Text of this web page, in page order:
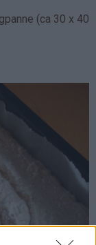
(ca 30 x 40